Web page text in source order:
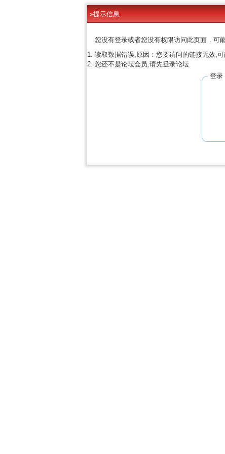
»提示信息
您没有登录或者您没有权限访问此页面，可
读取数据错误,原因：您要访问的链接无效,
您还不是论坛会员,请先登录论坛
登录